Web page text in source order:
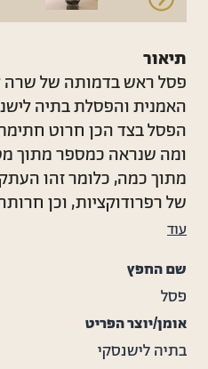
תיאור
פסל ראש בדמותה של שרה
האמנית והפסלת בתיה
הפסל בצד הכן חרוט
של רפרודוקציות, וכן חרותה
הפסל עשוי גבס צבוע בשחור
שברים במקומות שונים.
הפסל היה ה
קשת (ראה צילום מצורף
עוד
שם החפץ
פסל
אומן/יוצר הפריט
בתיה לישנסקי